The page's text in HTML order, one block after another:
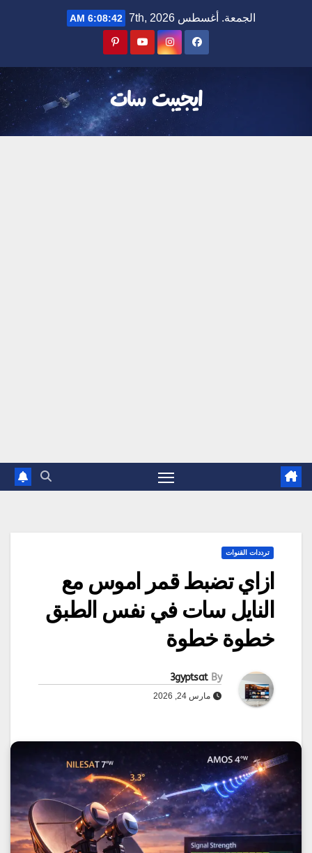
الجمعة. أغسطس 7th, 2026 6:08:43 AM
ايجيبت سات
ترددات القنوات
ازاي تضبط قمر اموس مع
النايل سات في نفس الطبق
خطوة خطوة
By
3gyptsat
مارس 24, 2026